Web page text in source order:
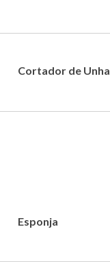
Cortador de Unha
Esponja